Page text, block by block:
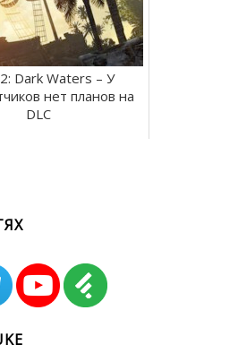
Dark Waters – У
нет планов на
DLC